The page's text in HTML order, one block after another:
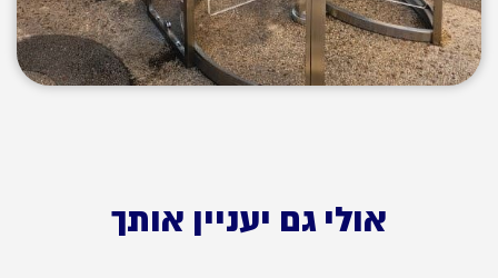
אולי גם יעניין אותך